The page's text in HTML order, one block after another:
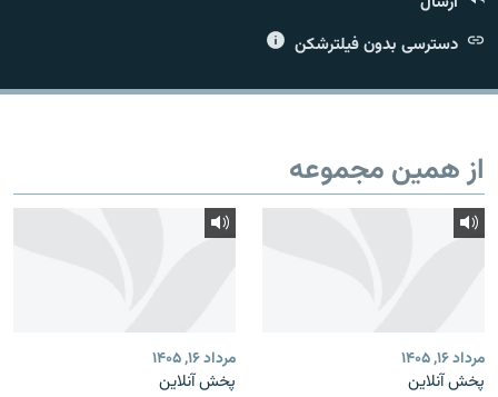
دسترسی بدون فیلترشکن
از همین مجموعه
مرداد ۱۶, ۱۴۰۵
پخش آنلاین
مرداد ۱۶, ۱۴۰۵
پخش آنلاین